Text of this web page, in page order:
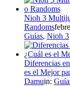
Nioh 3
Randoms
Guías, Nioh 3
Diferencias
es el Mejor
Damuin: